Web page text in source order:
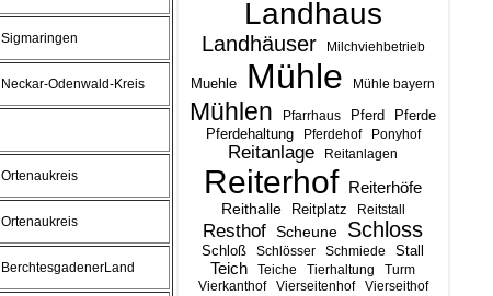
Landhaus
Landhäuser Milchviehbetrieb
Muehle Mühle Mühle bayern
Mühlen Pfarrhaus Pferd Pferde
Pferdehaltung Pferdehof Ponyhof
Reitanlage Reitanlagen
Reiterhof Reiterhöfe
Reithalle Reitplatz Reitstall
Resthof Scheune Schloss
Schloß Schlösser Schmiede Stall
Teich Teiche Tierhaltung
Turm
Vierkanthof
Vierseitenhof Vierseithof
Sigmaringen
Neckar-Odenwald-Kreis
Ortenaukreis
Ortenaukreis
BerchtesgadenerLand